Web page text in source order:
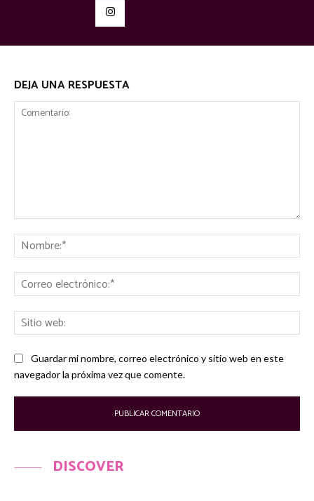
DEJA UNA RESPUESTA
Guardar mi nombre, correo electrónico y sitio web en este
navegador la próxima vez que comente.
DISCOVER